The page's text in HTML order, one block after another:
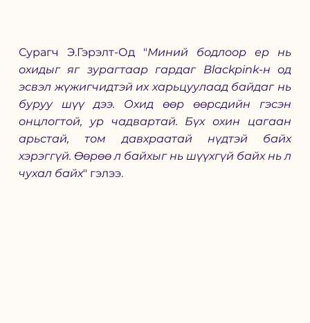
Сурагч Э.Гэрэлт-Од "Миний бодлоор ер нь
охидыг яг зурагтаар гардаг Blackpink-н од
эсвэл жүжигчидтэй их харьцуулаад байдаг нь
буруу шүү дээ. Охид өөр өөрсдийн гэсэн
онцлогтой, ур чадвартай. Бүх охин цагаан
арьстай, том давхраатай нүдтэй байх
хэрэггүй. Өөрөө л байхыг нь шүүхгүй байх нь л
чухал байх" гэлээ.